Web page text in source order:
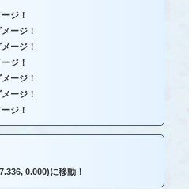
ジ！
ージ！
ージ！
ジ！
ージ！
ージ！
ジ！
0.000)に移動！